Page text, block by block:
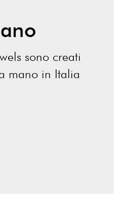
sono creati
mano in Italia